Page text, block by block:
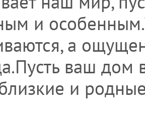
и
а
ваш дом
и